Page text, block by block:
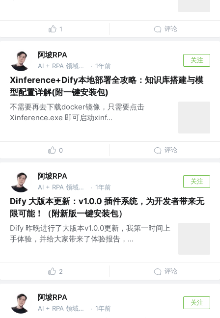
1 评论
阿坡RPA
AI + RPA 领域持续深耕者，专注于分享本地知识库及 AI 自动化工作流实战干货， vx：ao-ai-coding · 1年前
关注
Xinference+Dify本地部署全攻略：知识库搭建与模
型配置详解(附一键安装包)
不需要再去下载docker镜像，只需要点击
Xinference.exe 即可启动xinf...
0 评论
阿坡RPA
AI + RPA 领域持续深耕者，专注于分享本地知识库及 AI 自动化工作流实战干货， vx：ao-ai-coding · 1年前
关注
Dify 大版本更新：v1.0.0 插件系统，为开发者带来无
限可能！（附新版一键安装包）
Dify 昨晚进行了大版本v1.0.0更新，我第一时间上
手体验，并给大家带来了体验报告，...
2 评论
阿坡RPA
AI + RPA 领域持续深耕者，专注于分享本地知识库及 AI 自动化工作流实战干货， vx：ao-ai-coding · 1年前
关注